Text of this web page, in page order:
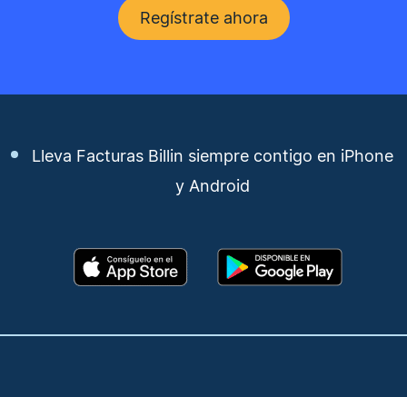
Regístrate ahora
Lleva Facturas Billin siempre contigo en iPhone
y Android